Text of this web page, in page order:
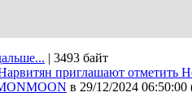
| 3493 байт
приглашают отметить
в 29/12/2024 06:50:00